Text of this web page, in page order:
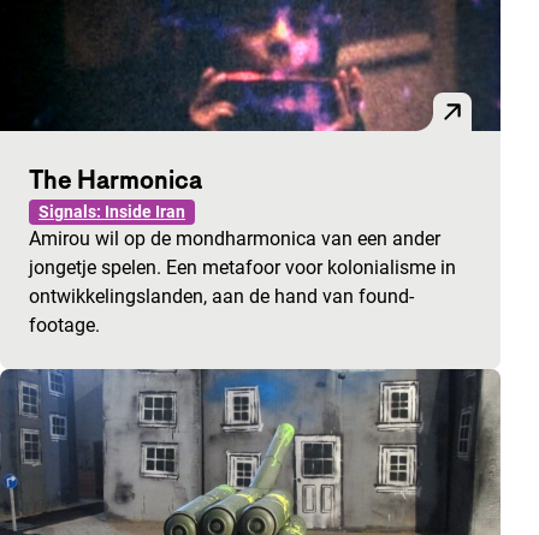
The Harmonica
Signals: Inside Iran
Amirou wil op de mondharmonica van een ander
jongetje spelen. Een metafoor voor kolonialisme in
ontwikkelingslanden, aan de hand van found-
footage.